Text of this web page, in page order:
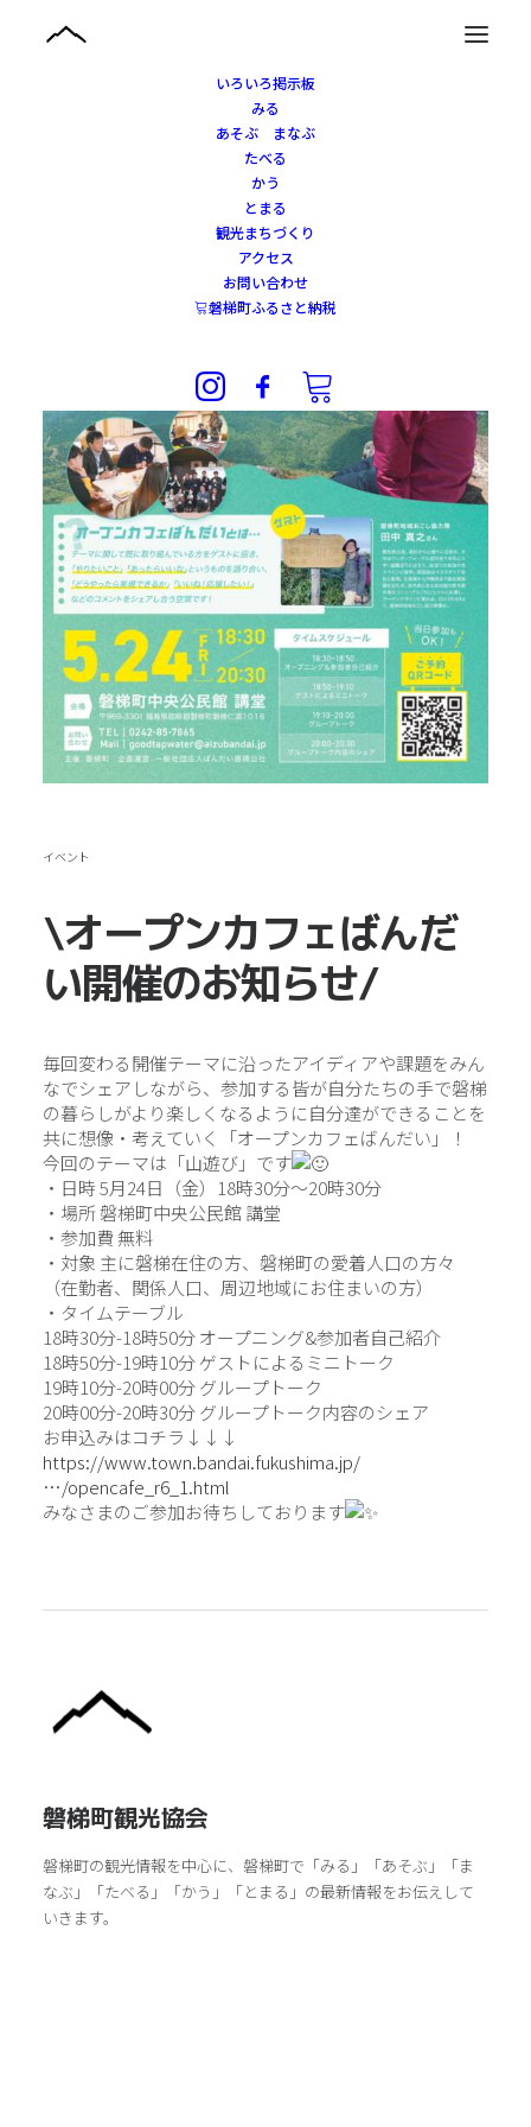
いろいろ掲示板
みる
あそぶ まなぶ
たべる
かう
とまる
観光まちづくり
アクセス
お問い合わせ
磐梯町ふるさと納税
イベント
\オープンカフェばんだ
い開催のお知らせ/
毎回変わる開催テーマに沿ったアイディアや課題をみん
なでシェアしながら、参加する皆が自分たちの手で磐梯
の暮らしがより楽しくなるように自分達ができることを
共に想像・考えていく「オープンカフェばんだい」！
今回のテーマは「山遊び」です
・日時 5月24日（金）18時30分〜20時30分
・場所 磐梯町中央公民館 講堂
・参加費 無料
・対象 主に磐梯在住の方、磐梯町の愛着人口の方々
（在勤者、関係人口、周辺地域にお住まいの方）
・タイムテーブル
18時30分-18時50分 オープニング&参加者自己紹介
18時50分-19時10分 ゲストによるミニトーク
19時10分-20時00分 グループトーク
20時00分-20時30分 グループトーク内容のシェア
お申込みはコチラ↓↓↓
https://www.town.bandai.fukushima.jp/
…/opencafe_r6_1.html
みなさまのご参加お待ちしております
磐梯町観光協会
磐梯町の観光情報を中心に、磐梯町で「みる」「あそぶ」「ま
なぶ」「たべる」「かう」「とまる」の最新情報をお伝えして
いきます。